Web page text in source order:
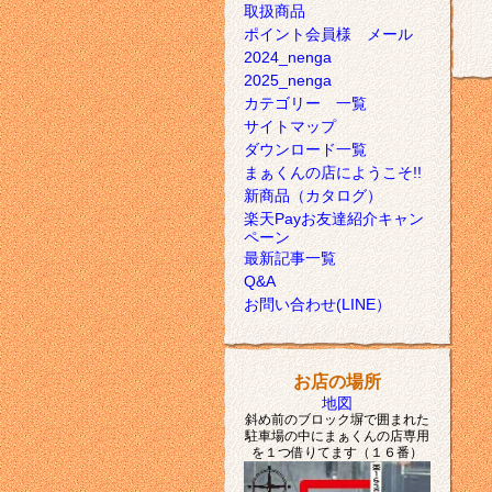
取扱商品
ポイント会員様 メール
2024_nenga
2025_nenga
カテゴリー 一覧
サイトマップ
ダウンロード一覧
まぁくんの店にようこそ!!
新商品（カタログ）
楽天Payお友達紹介キャン
ペーン
最新記事一覧
Q&A
お問い合わせ(LINE）
お店の場所
地図
斜め前のブロック塀で囲まれた
駐車場の中にまぁくんの店専用
を１つ借りてます（１６番）